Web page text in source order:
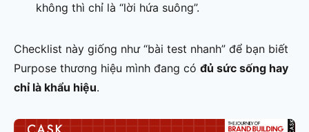
không thì chỉ là “lời hứa suông”.
Checklist này giống như “bài test nhanh” để bạn biết
Purpose thương hiệu mình đang có đủ sức sống hay
chỉ là khẩu hiệu.